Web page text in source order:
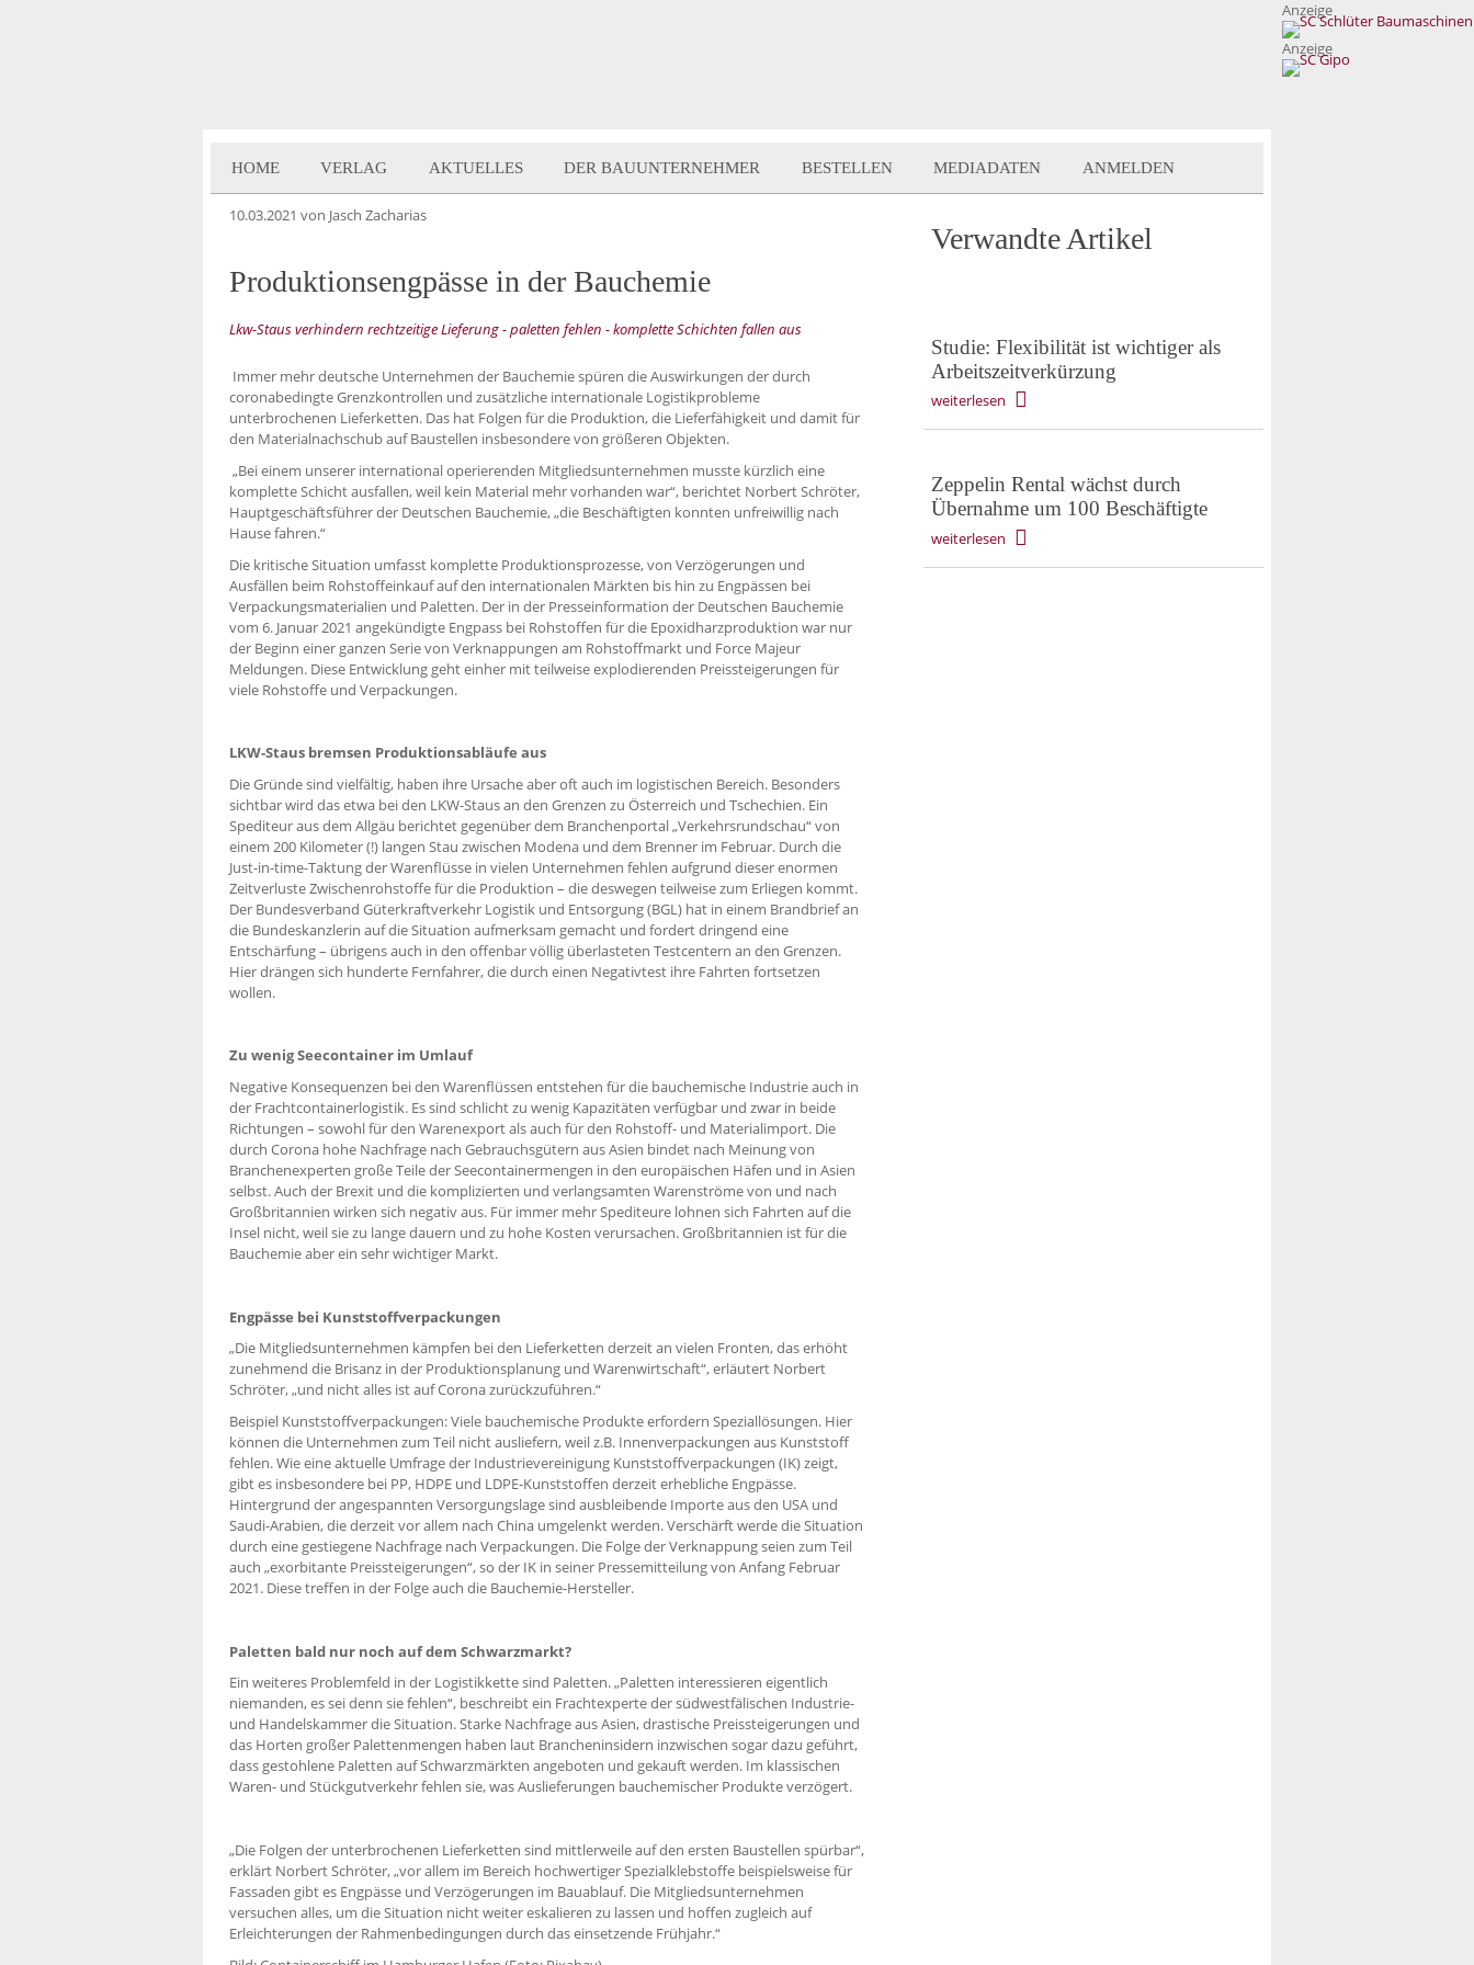
Anzeige
Anzeige
HOME VERLAG AKTUELLES DER BAUUNTERNEHMER BESTELLEN MEDIADATEN ANMELDEN
10.03.2021 von Jasch Zacharias
Produktionsengpässe in der Bauchemie
Lkw-Staus verhindern rechtzeitige Lieferung - paletten fehlen - komplette Schichten fallen aus
Immer mehr deutsche Unternehmen der Bauchemie spüren die Auswirkungen der durch
coronabedingte Grenzkontrollen und zusätzliche internationale Logistikprobleme
unterbrochenen Lieferketten. Das hat Folgen für die Produktion, die Lieferfähigkeit und damit für
den Materialnachschub auf Baustellen insbesondere von größeren Objekten.
„Bei einem unserer international operierenden Mitgliedsunternehmen musste kürzlich eine
komplette Schicht ausfallen, weil kein Material mehr vorhanden war“, berichtet Norbert Schröter,
Hauptgeschäftsführer der Deutschen Bauchemie, „die Beschäftigten konnten unfreiwillig nach
Hause fahren.“
Die kritische Situation umfasst komplette Produktionsprozesse, von Verzögerungen und
Ausfällen beim Rohstoffeinkauf auf den internationalen Märkten bis hin zu Engpässen bei
Verpackungsmaterialien und Paletten. Der in der Presseinformation der Deutschen Bauchemie
vom 6. Januar 2021 angekündigte Engpass bei Rohstoffen für die Epoxidharzproduktion war nur
der Beginn einer ganzen Serie von Verknappungen am Rohstoffmarkt und Force Majeur
Meldungen. Diese Entwicklung geht einher mit teilweise explodierenden Preissteigerungen für
viele Rohstoffe und Verpackungen.
LKW-Staus bremsen Produktionsabläufe aus
Die Gründe sind vielfältig, haben ihre Ursache aber oft auch im logistischen Bereich. Besonders
sichtbar wird das etwa bei den LKW-Staus an den Grenzen zu Österreich und Tschechien. Ein
Spediteur aus dem Allgäu berichtet gegenüber dem Branchenportal „Verkehrsrundschau“ von
einem 200 Kilometer (!) langen Stau zwischen Modena und dem Brenner im Februar. Durch die
Just-in-time-Taktung der Warenflüsse in vielen Unternehmen fehlen aufgrund dieser enormen
Zeitverluste Zwischenrohstoffe für die Produktion – die deswegen teilweise zum Erliegen kommt.
Der Bundesverband Güterkraftverkehr Logistik und Entsorgung (BGL) hat in einem Brandbrief an
die Bundeskanzlerin auf die Situation aufmerksam gemacht und fordert dringend eine
Entschärfung – übrigens auch in den offenbar völlig überlasteten Testcentern an den Grenzen.
Hier drängen sich hunderte Fernfahrer, die durch einen Negativtest ihre Fahrten fortsetzen
wollen.
Zu wenig Seecontainer im Umlauf
Negative Konsequenzen bei den Warenflüssen entstehen für die bauchemische Industrie auch in
der Frachtcontainerlogistik. Es sind schlicht zu wenig Kapazitäten verfügbar und zwar in beide
Richtungen – sowohl für den Warenexport als auch für den Rohstoff- und Materialimport. Die
durch Corona hohe Nachfrage nach Gebrauchsgütern aus Asien bindet nach Meinung von
Branchenexperten große Teile der Seecontainermengen in den europäischen Häfen und in Asien
selbst. Auch der Brexit und die komplizierten und verlangsamten Warenströme von und nach
Großbritannien wirken sich negativ aus. Für immer mehr Spediteure lohnen sich Fahrten auf die
Insel nicht, weil sie zu lange dauern und zu hohe Kosten verursachen. Großbritannien ist für die
Bauchemie aber ein sehr wichtiger Markt.
Engpässe bei Kunststoffverpackungen
„Die Mitgliedsunternehmen kämpfen bei den Lieferketten derzeit an vielen Fronten, das erhöht
zunehmend die Brisanz in der Produktionsplanung und Warenwirtschaft“, erläutert Norbert
Schröter, „und nicht alles ist auf Corona zurückzuführen.“
Beispiel Kunststoffverpackungen: Viele bauchemische Produkte erfordern Speziallösungen. Hier
können die Unternehmen zum Teil nicht ausliefern, weil z.B. Innenverpackungen aus Kunststoff
fehlen. Wie eine aktuelle Umfrage der Industrievereinigung Kunststoffverpackungen (IK) zeigt,
gibt es insbesondere bei PP, HDPE und LDPE-Kunststoffen derzeit erhebliche Engpässe.
Hintergrund der angespannten Versorgungslage sind ausbleibende Importe aus den USA und
Saudi-Arabien, die derzeit vor allem nach China umgelenkt werden. Verschärft werde die Situation
durch eine gestiegene Nachfrage nach Verpackungen. Die Folge der Verknappung seien zum Teil
auch „exorbitante Preissteigerungen“, so der IK in seiner Pressemitteilung von Anfang Februar
2021. Diese treffen in der Folge auch die Bauchemie-Hersteller.
Paletten bald nur noch auf dem Schwarzmarkt?
Ein weiteres Problemfeld in der Logistikkette sind Paletten. „Paletten interessieren eigentlich
niemanden, es sei denn sie fehlen“, beschreibt ein Frachtexperte der südwestfälischen Industrie-
und Handelskammer die Situation. Starke Nachfrage aus Asien, drastische Preissteigerungen und
das Horten großer Palettenmengen haben laut Brancheninsidern inzwischen sogar dazu geführt,
dass gestohlene Paletten auf Schwarzmärkten angeboten und gekauft werden. Im klassischen
Waren- und Stückgutverkehr fehlen sie, was Auslieferungen bauchemischer Produkte verzögert.
„Die Folgen der unterbrochenen Lieferketten sind mittlerweile auf den ersten Baustellen spürbar“,
erklärt Norbert Schröter, „vor allem im Bereich hochwertiger Spezialklebstoffe beispielsweise für
Fassaden gibt es Engpässe und Verzögerungen im Bauablauf. Die Mitgliedsunternehmen
versuchen alles, um die Situation nicht weiter eskalieren zu lassen und hoffen zugleich auf
Erleichterungen der Rahmenbedingungen durch das einsetzende Frühjahr.“
Verwandte Artikel
Studie: Flexibilität ist wichtiger als
Arbeitszeitverkürzung
weiterlesen
Zeppelin Rental wächst durch
Übernahme um 100 Beschäftigte
weiterlesen